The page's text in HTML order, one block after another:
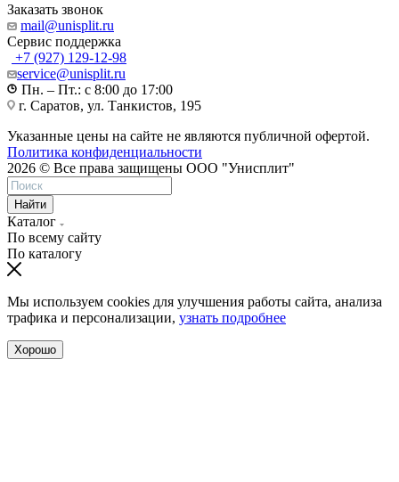
Заказать звонок
mail@unisplit.ru
Cервис поддержка
+7 (927) 129-12-98
service@unisplit.ru
Пн. – Пт.: с 8:00 до 17:00
г. Саратов, ул. Танкистов, 195
Указанные цены на сайте не являются публичной офертой.
Политика конфиденциальности
2026 © Все права защищены ООО "Унисплит"
Найти
Каталог
По всему сайту
По каталогу
Мы используем cookies для улучшения работы сайта, анализа
трафика и персонализации, узнать подробнее
Хорошо